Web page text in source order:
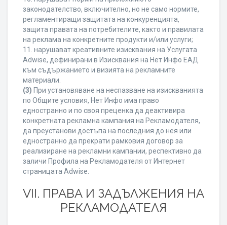
законодателство, включително, но не само нормите,
регламентиращи защитата на конкуренцията,
защита правата на потребителите, както и правилата
на реклама на конкретните продукти и/или услуги;
11. нарушават креативните изисквания на Услугата
Adwise, дефинирани в Изисквания на Нет Инфо ЕАД
към съдържанието и визията на рекламните
материали.
(3) При установяване на неспазване на изискванията
по Общите условия, Нет Инфо има право
едностранно и по своя преценка да деактивира
конкретната рекламна кампания на Рекламодателя,
да преустанови достъпа на последния до нея или
едностранно да прекрати рамковия договор за
реализиране на рекламни кампании, респективно да
заличи Профила на Рекламодателя от Интернет
страницата Adwise.
VII. ПРАВА И ЗАДЪЛЖЕНИЯ НА
РЕКЛАМОДАТЕЛЯ